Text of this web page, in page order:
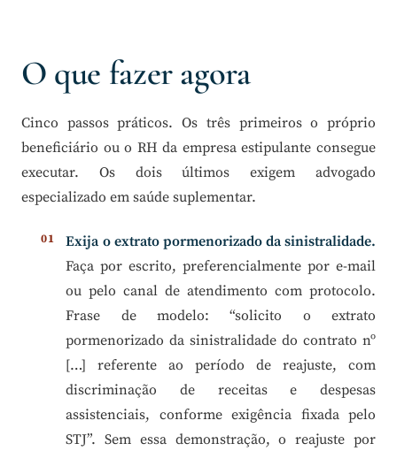
O que fazer agora
Cinco passos práticos. Os três primeiros o próprio
beneficiário ou o RH da empresa estipulante consegue
executar. Os dois últimos exigem advogado
especializado em saúde suplementar.
Exija o extrato pormenorizado da sinistralidade.
Faça por escrito, preferencialmente por e-mail
ou pelo canal de atendimento com protocolo.
Frase de modelo: “solicito o extrato
pormenorizado da sinistralidade do contrato nº
[…] referente ao período de reajuste, com
discriminação de receitas e despesas
assistenciais, conforme exigência fixada pelo
STJ”. Sem essa demonstração, o reajuste por